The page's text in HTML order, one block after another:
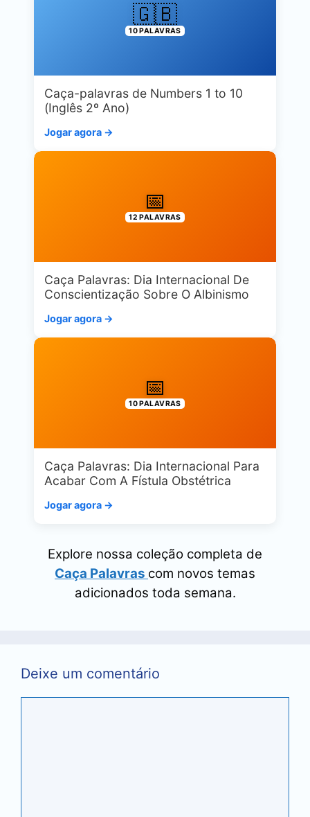
🇬🇧
10 PALAVRAS
Caça-palavras de Numbers 1 to 10
(Inglês 2º Ano)
Jogar agora →
📅
12 PALAVRAS
Caça Palavras: Dia Internacional De
Conscientização Sobre O Albinismo
Jogar agora →
📅
10 PALAVRAS
Caça Palavras: Dia Internacional Para
Acabar Com A Fístula Obstétrica
Jogar agora →
Explore nossa coleção completa de
Caça Palavras com novos temas
adicionados toda semana.
Deixe um comentário